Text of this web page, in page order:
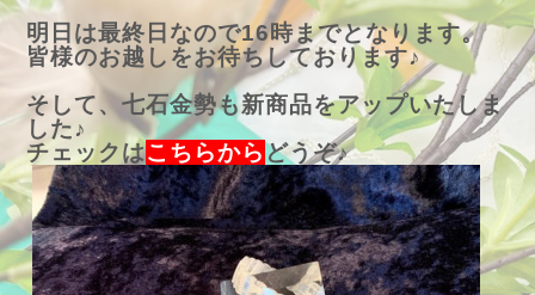
明日は最終日なので16時までとなります。
皆様のお越しをお待ちしております♪
そして、七石金勢も新商品をアップいたしま
した♪
チェックはこちらから どうぞ♪